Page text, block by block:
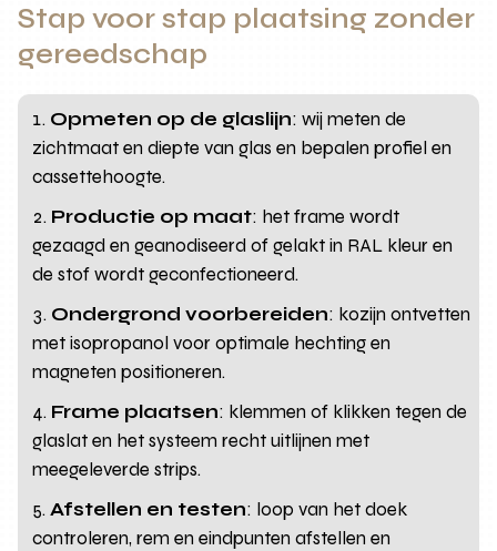
Stap voor stap plaatsing zonder
gereedschap
Opmeten op de glaslijn: wij meten de
zichtmaat en diepte van glas en bepalen profiel en
cassettehoogte.
Productie op maat: het frame wordt
gezaagd en geanodiseerd of gelakt in RAL kleur en
de stof wordt geconfectioneerd.
Ondergrond voorbereiden: kozijn ontvetten
met isopropanol voor optimale hechting en
magneten positioneren.
Frame plaatsen: klemmen of klikken tegen de
glaslat en het systeem recht uitlijnen met
meegeleverde strips.
Afstellen en testen: loop van het doek
controleren, rem en eindpunten afstellen en